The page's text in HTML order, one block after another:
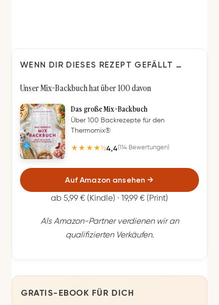
WENN DIR DIESES REZEPT GEFÄLLT …
Unser Mix-Backbuch hat über 100 davon
Das große Mix-Backbuch
Über 100 Backrezepte für den
Thermomix®
★★★★½4,4(114 Bewertungen)
Auf Amazon ansehen→
ab 5,99 € (Kindle) · 19,99 € (Print)
Als Amazon-Partner verdienen wir an
qualifizierten Verkäufen.
GRATIS-EBOOK FÜR DICH